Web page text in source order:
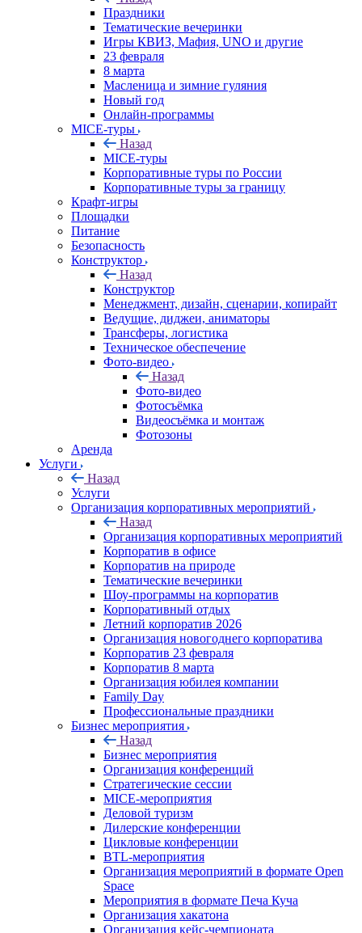
Праздники
Тематические вечеринки
Игры КВИЗ, Мафия, UNO и другие
23 февраля
8 марта
Масленица и зимние гуляния
Новый год
Онлайн-программы
MICE‑туры
Назад
MICE‑туры
Корпоративные туры по России
Корпоративные туры за границу
Крафт-игры
Площадки
Питание
Безопасность
Конструктор
Назад
Конструктор
Менеджмент, дизайн, сценарии, копирайт
Ведущие, диджеи, аниматоры
Трансферы, логистика
Техническое обеспечение
Фото-видео
Назад
Фото-видео
Фотосъёмка
Видеосъёмка и монтаж
Фотозоны
Аренда
Услуги
Назад
Услуги
Организация корпоративных мероприятий
Назад
Организация корпоративных мероприятий
Корпоратив в офисе
Корпоратив на природе
Тематические вечеринки
Шоу-программы на корпоратив
Корпоративный отдых
Летний корпоратив 2026
Организация новогоднего корпоратива
Корпоратив 23 февраля
Корпоратив 8 марта
Организация юбилея компании
Family Day
Профессиональные праздники
Бизнес мероприятия
Назад
Бизнес мероприятия
Организация конференций
Стратегические сессии
MICE-мероприятия
Деловой туризм
Дилерские конференции
Цикловые конференции
BTL-мероприятия
Организация мероприятий в формате Open
Space
Мероприятия в формате Печа Куча
Организация хакатона
Организация кейс-чемпионата